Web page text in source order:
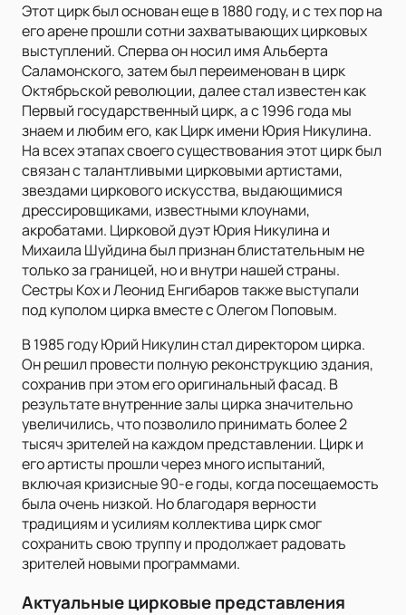
Этот цирк был основан еще в 1880 году, и с тех пор на
его арене прошли сотни захватывающих цирковых
выступлений. Сперва он носил имя Альберта
Саламонского, затем был переименован в цирк
Октябрьской революции, далее стал известен как
Первый государственный цирк, а с 1996 года мы
знаем и любим его, как Цирк имени Юрия Никулина.
На всех этапах своего существования этот цирк был
связан с талантливыми цирковыми артистами,
звездами циркового искусства, выдающимися
дрессировщиками, известными клоунами,
акробатами. Цирковой дуэт Юрия Никулина и
Михаила Шуйдина был признан блистательным не
только за границей, но и внутри нашей страны.
Сестры Кох и Леонид Енгибаров также выступали
под куполом цирка вместе с Олегом Поповым.
В 1985 году Юрий Никулин стал директором цирка.
Он решил провести полную реконструкцию здания,
сохранив при этом его оригинальный фасад. В
результате внутренние залы цирка значительно
увеличились, что позволило принимать более 2
тысяч зрителей на каждом представлении. Цирк и
его артисты прошли через много испытаний,
включая кризисные 90-е годы, когда посещаемость
была очень низкой. Но благодаря верности
традициям и усилиям коллектива цирк смог
сохранить свою труппу и продолжает радовать
зрителей новыми программами.
Актуальные цирковые представления